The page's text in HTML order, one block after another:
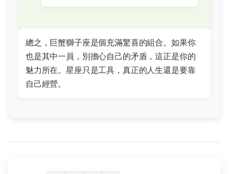
總之，巨蟹獅子座是個充滿驚喜的組合。如果你
也是其中一員，別擔心自己的矛盾，這正是你的
魅力所在。星座只是工具，真正的人生還是要靠
自己經營。